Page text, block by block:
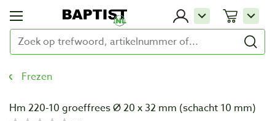
Frezen
Hm 220-10 groeffrees Ø 20 x 32 mm (schacht 10 mm)